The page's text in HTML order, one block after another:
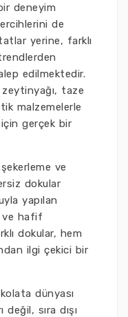
deneyim
de
yerine, farklı
edilmektedir.
taze
malzemelerle
için gerçek bir
şekerleme ve
dokular
yapılan
ve hafif
dokular, hem
ilgi çekici bir
dünyası
sıra dışı